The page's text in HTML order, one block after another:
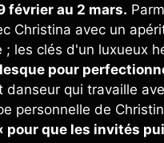
février au 2 mars.
Christina avec un
les clés d'un luxueux
pour
danseur qui travaille
personnelle de
pour que les invités